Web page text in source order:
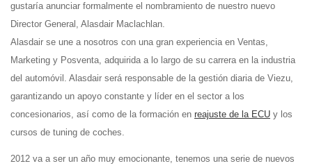
gustaría anunciar formalmente el nombramiento de nuestro nuevo
Director General, Alasdair Maclachlan.
Alasdair se une a nosotros con una gran experiencia en Ventas,
Marketing y Posventa, adquirida a lo largo de su carrera en la industria
del automóvil. Alasdair será responsable de la gestión diaria de Viezu,
garantizando un apoyo constante y líder en el sector a los
concesionarios, así como de la formación en reajuste de la ECU y los
cursos de tuning de coches.
2012 va a ser un año muy emocionante, tenemos una serie de nuevos